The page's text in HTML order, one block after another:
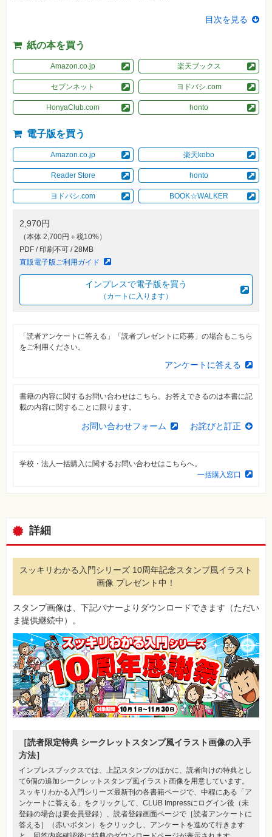
集
自
作・
パ
コ
ン・
ホ
ー
Club
Impress
ロ
グ
ン
カ
シ
リ
覧
目次を見る
紙の本を買う
Amazon.co.jp 楽天ブックス
セブンネット ヨドバシ.com
HonyaClub.com honto
電子版を買う
Amazon.co.jp 楽天kobo
Reader Store honto
ヨドバシ.com BOOK☆WALKER
2,970円
（本体 2,700円＋税10%）
PDF / 印刷不可 / 28MB
直販電子版ご利用ガイド
インプレスで電子版を買う
（カートに入ります）
「読者アンケートに答える」「読者プレゼントに応募」の場合もこちら
をご利用ください。
アンケートに答える
書籍の内容に関するお問い合わせはこちら。お答えできるのは本書に記
載の内容に関することに限ります。
お問い合わせフォーム お詫びと訂正
学校・法人一括購入に関するお問い合わせはこちらへ。
一括購入窓口
詳細
スッキリわかる入門シリーズ 10周年記念スタンプ風イラスト
画像 プレゼント中！
スタンプ画像は、下記バナーよりダウンロードできます（ただい
ま提供継続中）。
［読者限定特典 シークレットスタンプ風イラスト画像の入手
方法］
インプレスブックスでは、上記スタンプのほかに、読者向けの特典とし
て6個の追加シークレットスタンプ風イラスト画像を用意しています。
スッキリわかる入門シリーズ最新刊の各書籍ページで、中程にある「ア
ンケートに答える」をクリックして、CLUB Impressにログイン後（未
登録の場合は要会員登録）、読者登録画面ページで［読者アンケートに
答える］（赤いボタン）をクリックし、アンケートを進めて行きます